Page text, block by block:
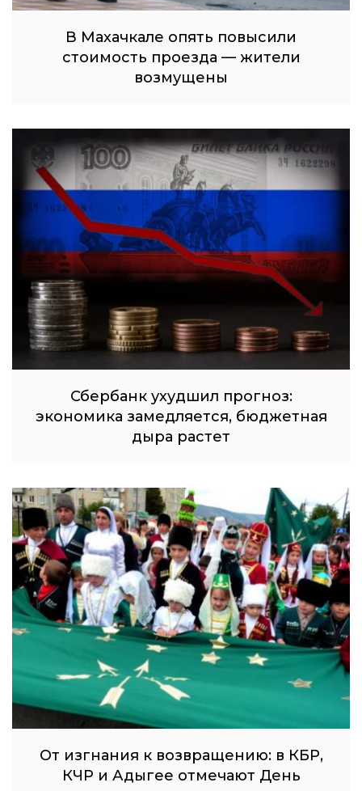
В Махачкале опять повысили
стоимость проезда — жители
возмущены
Сбербанк ухудшил прогноз:
экономика замедляется, бюджетная
дыра растет
От изгнания к возвращению: в КБР,
КЧР и Адыгее отмечают День